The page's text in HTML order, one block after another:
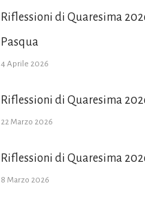
Riflessioni di Quaresima
Pasqua
4 Aprile 2026
Riflessioni di Quaresima
22 Marzo 2026
Riflessioni di Quaresima
8 Marzo 2026